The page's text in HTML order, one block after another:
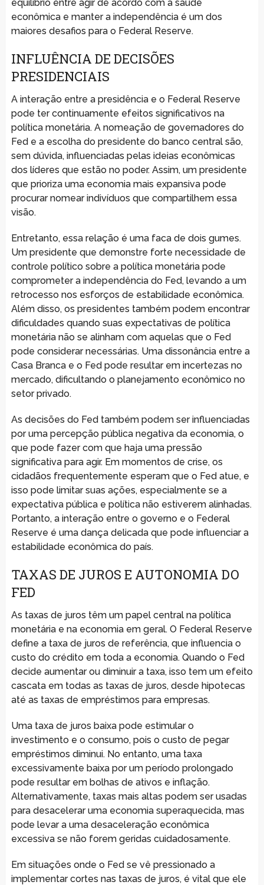
equilíbrio entre agir de acordo com a saúde
econômica e manter a independência é um dos
maiores desafios para o Federal Reserve.
INFLUÊNCIA DE DECISÕES
PRESIDENCIAIS
A interação entre a presidência e o Federal Reserve
pode ter continuamente efeitos significativos na
política monetária. A nomeação de governadores do
Fed e a escolha do presidente do banco central são,
sem dúvida, influenciadas pelas ideias econômicas
dos líderes que estão no poder. Assim, um presidente
que prioriza uma economia mais expansiva pode
procurar nomear indivíduos que compartilhem essa
visão.
Entretanto, essa relação é uma faca de dois gumes.
Um presidente que demonstre forte necessidade de
controle político sobre a política monetária pode
comprometer a independência do Fed, levando a um
retrocesso nos esforços de estabilidade econômica.
Além disso, os presidentes também podem encontrar
dificuldades quando suas expectativas de política
monetária não se alinham com aquelas que o Fed
pode considerar necessárias. Uma dissonância entre a
Casa Branca e o Fed pode resultar em incertezas no
mercado, dificultando o planejamento econômico no
setor privado.
As decisões do Fed também podem ser influenciadas
por uma percepção pública negativa da economia, o
que pode fazer com que haja uma pressão
significativa para agir. Em momentos de crise, os
cidadãos frequentemente esperam que o Fed atue, e
isso pode limitar suas ações, especialmente se a
expectativa pública e política não estiverem alinhadas.
Portanto, a interação entre o governo e o Federal
Reserve é uma dança delicada que pode influenciar a
estabilidade econômica do país.
TAXAS DE JUROS E AUTONOMIA DO
FED
As taxas de juros têm um papel central na política
monetária e na economia em geral. O Federal Reserve
define a taxa de juros de referência, que influencia o
custo do crédito em toda a economia. Quando o Fed
decide aumentar ou diminuir a taxa, isso tem um efeito
cascata em todas as taxas de juros, desde hipotecas
até as taxas de empréstimos para empresas.
Uma taxa de juros baixa pode estimular o
investimento e o consumo, pois o custo de pegar
empréstimos diminui. No entanto, uma taxa
excessivamente baixa por um período prolongado
pode resultar em bolhas de ativos e inflação.
Alternativamente, taxas mais altas podem ser usadas
para desacelerar uma economia superaquecida, mas
pode levar a uma desaceleração econômica
excessiva se não forem geridas cuidadosamente.
Em situações onde o Fed se vê pressionado a
implementar cortes nas taxas de juros, é vital que ele